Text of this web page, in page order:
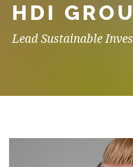
HDI
Lead Sustainable